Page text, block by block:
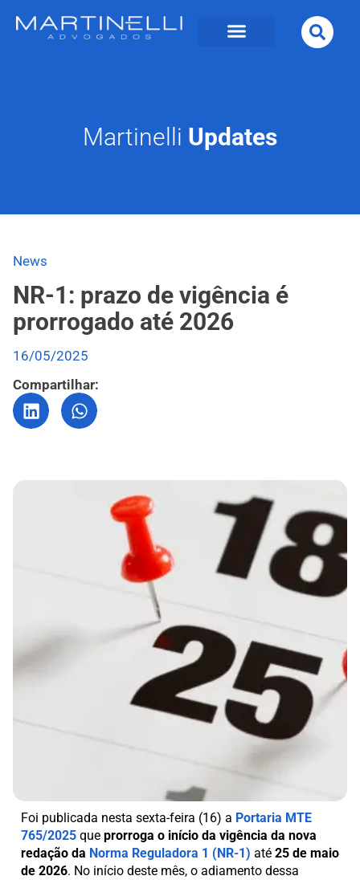
Martinelli Updates
News
NR-1: prazo de vigência é
prorrogado até 2026
16/05/2025
Compartilhar:
Foi publicada nesta sexta-feira (16) a Portaria MTE
765/2025 que prorroga o início da vigência da nova
redação da Norma Reguladora 1 (NR-1) até 25 de maio
de 2026. No início deste mês, o adiamento dessa